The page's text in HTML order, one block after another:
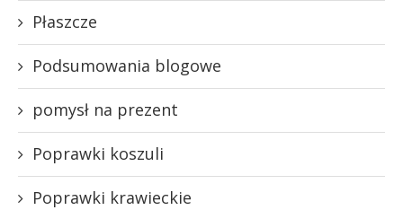
Płaszcze
Podsumowania blogowe
pomysł na prezent
Poprawki koszuli
Poprawki krawieckie